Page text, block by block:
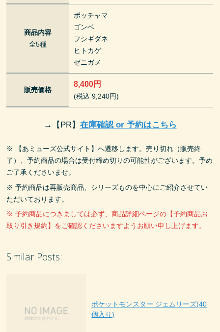
商品内容
全5種
ポッチャマ
ゴンベ
フシギダネ
ヒトカゲ
ゼニガメ
販売価格
8,400円
(税込 9,240円)
→ 【PR】 在庫確認 or 予約はこちら
※ 【あミューズ公式サイト】へ遷移します。売り切れ（販売終
了）、予約商品の場合は受付締め切りの可能性がございます。予め
ご了承くださいませ。
※ 予約商品は再販売商品、シリーズものを中心にご紹介させてい
ただいております。
※ 予約商品につきましては必ず、商品詳細ページの【予約商品お
取り引き規約】をご確認くださいますようお願い申し上げます。
Similar Posts:
ポケットモンスター ジェムリーズ(40
個入り)